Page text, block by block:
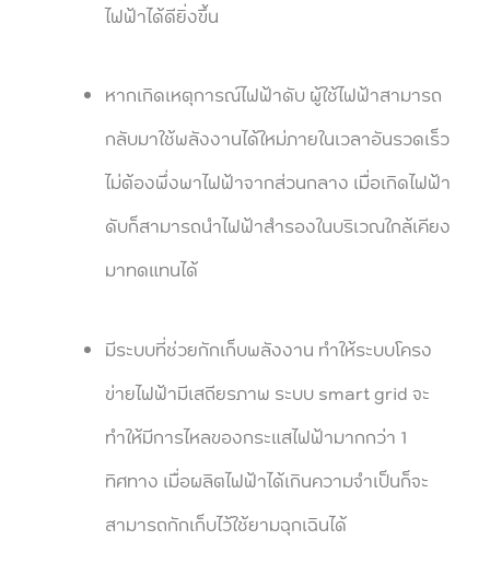
ไฟฟ้าได้ดียิ่งขึ้น
หากเกิดเหตุการณ์ไฟฟ้าดับ ผู้ใช้ไฟฟ้าสามารถ
กลับมาใช้พลังงานได้ใหม่ภายในเวลาอันรวดเร็ว
ไม่ต้องพึ่งพาไฟฟ้าจากส่วนกลาง เมื่อเกิดไฟฟ้า
ดับก็สามารถนำไฟฟ้าสำรองในบริเวณใกล้เคียง
มาทดแทนได้
มีระบบที่ช่วยกักเก็บพลังงาน ทำให้ระบบโครง
ข่ายไฟฟ้ามีเสถียรภาพ ระบบ smart grid จะ
ทำให้มีการไหลของกระแสไฟฟ้ามากกว่า 1
ทิศทาง เมื่อผลิตไฟฟ้าได้เกินความจำเป็นก็จะ
สามารถกักเก็บไว้ใช้ยามฉุกเฉินได้